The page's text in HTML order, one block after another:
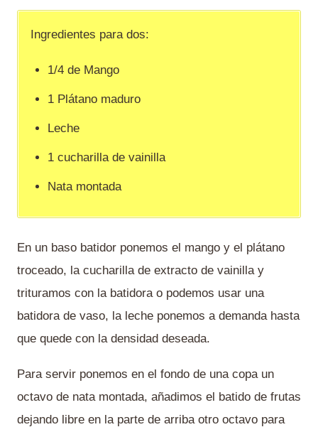
Ingredientes para dos:
1/4 de Mango
1 Plátano maduro
Leche
1 cucharilla de vainilla
Nata montada
En un baso batidor ponemos el mango y el plátano
troceado, la cucharilla de extracto de vainilla y
trituramos con la batidora o podemos usar una
batidora de vaso, la leche ponemos a demanda hasta
que quede con la densidad deseada.
Para servir ponemos en el fondo de una copa un
octavo de nata montada, añadimos el batido de frutas
dejando libre en la parte de arriba otro octavo para